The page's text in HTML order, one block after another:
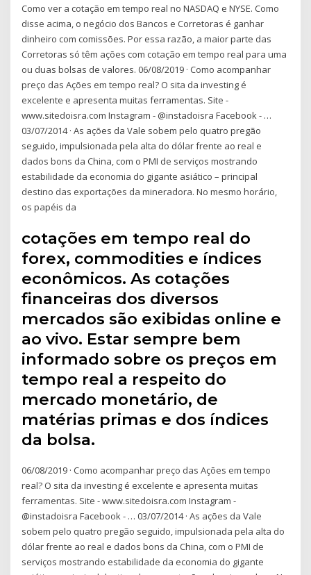
Como ver a cotação em tempo real no NASDAQ e NYSE. Como
disse acima, o negócio dos Bancos e Corretoras é ganhar
dinheiro com comissões. Por essa razão, a maior parte das
Corretoras só têm ações com cotação em tempo real para uma
ou duas bolsas de valores. 06/08/2019 · Como acompanhar
preço das Ações em tempo real? O sita da investing é
excelente e apresenta muitas ferramentas. Site -
www.sitedoisra.com Instagram - @instadoisra Facebook - …
03/07/2014 · As ações da Vale sobem pelo quatro pregão
seguido, impulsionada pela alta do dólar frente ao real e
dados bons da China, com o PMI de serviços mostrando
estabilidade da economia do gigante asiático – principal
destino das exportações da mineradora. No mesmo horário,
os papéis da
cotações em tempo real do
forex, commodities e índices
econômicos. As cotações
financeiras dos diversos
mercados são exibidas online e
ao vivo. Estar sempre bem
informado sobre os preços em
tempo real a respeito do
mercado monetário, de
matérias primas e dos índices
da bolsa.
06/08/2019 · Como acompanhar preço das Ações em tempo
real? O sita da investing é excelente e apresenta muitas
ferramentas. Site - www.sitedoisra.com Instagram -
@instadoisra Facebook - … 03/07/2014 · As ações da Vale
sobem pelo quatro pregão seguido, impulsionada pela alta do
dólar frente ao real e dados bons da China, com o PMI de
serviços mostrando estabilidade da economia do gigante